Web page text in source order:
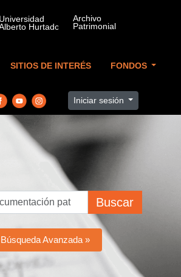
SITIOS DE INTERÉS FONDOS
Iniciar sesión
Buscar
Búsqueda Avanzada »